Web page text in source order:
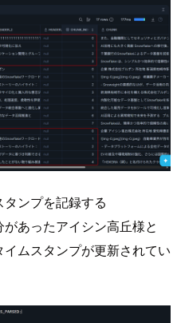
ンプを記録する
あったアイシン高丘様と
ムスタンプが更新されてい